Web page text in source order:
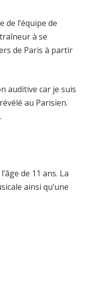
de l’équipe de
à se
de Paris à partir
auditive car je suis
au Parisien.
de 11 ans. La
ainsi qu’une